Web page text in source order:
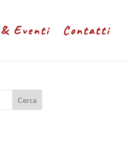
& Eventi Contatti